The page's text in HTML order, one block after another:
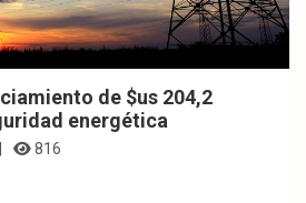
de $us 204,2
energética
816